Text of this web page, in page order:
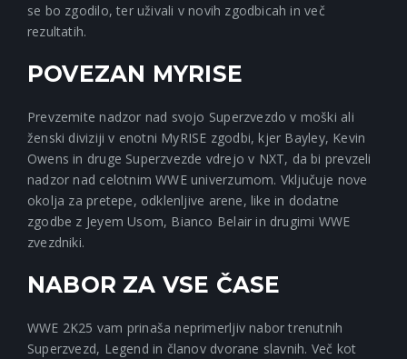
se bo zgodilo, ter uživali v novih zgodbicah in več
rezultatih.
POVEZAN MYRISE
Prevzemite nadzor nad svojo Superzvezdo v moški ali
ženski diviziji v enotni MyRISE zgodbi, kjer Bayley, Kevin
Owens in druge Superzvezde vdrejo v NXT, da bi prevzeli
nadzor nad celotnim WWE univerzumom. Vključuje nove
okolja za pretepe, odklenljive arene, like in dodatne
zgodbe z Jeyem Usom, Bianco Belair in drugimi WWE
zvezdniki.
NABOR ZA VSE ČASE
WWE 2K25 vam prinaša neprimerljiv nabor trenutnih
Superzvezd, Legend in članov dvorane slavnih. Več kot